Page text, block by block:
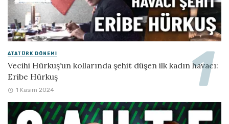
ATATÜRK DÖNEMI
Vecihi Hürkuş’un kollarında şehit düşen ilk kadın havacı:
Eribe Hürkuş
1 Kasım 2024